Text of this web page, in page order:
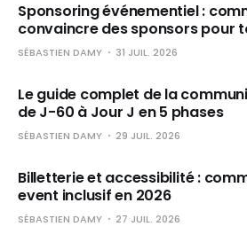
Sponsoring événementiel :
convaincre des sponsors pour
SÉBASTIEN DAMY 31 JUIL. 2026
Le guide complet de la
de J-60 à Jour J en 5 phases
SÉBASTIEN DAMY 29 JUIL. 2026
Billetterie et accessibilité :
event inclusif en 2026
SÉBASTIEN DAMY 27 JUIL. 2026